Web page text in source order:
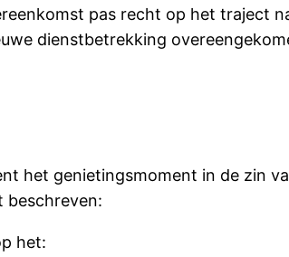
pas recht op het traject
dienstbetrekking
het genietingsmoment in de zin
beschreven:
het: